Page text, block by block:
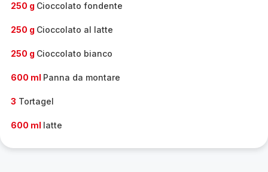
250 g Cioccolato fondente
250 g Cioccolato al latte
250 g Cioccolato bianco
600 ml Panna da montare
3 Tortagel
600 ml latte